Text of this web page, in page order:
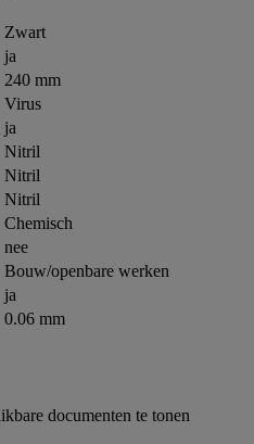
Zwart
ja
240 mm
Virus
ja
Nitril
Nitril
Nitril
Chemisch
nee
Bouw/openbare werken
ja
0.06 mm
documenten te tonen